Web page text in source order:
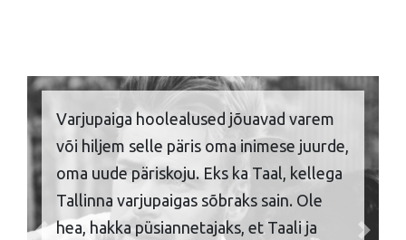
Varjupaiga hoolealused jõuavad varem
või hiljem selle päris oma inimese juurde,
oma uude päriskoju. Eks ka Taal, kellega
Tallinna varjupaigas sõbraks sain. Ole
hea, hakka püsiannetajaks, et Taali ja